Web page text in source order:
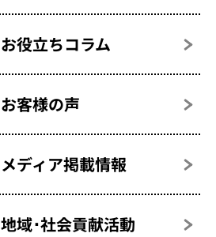
お役立ちコラム
お客様の声
メディア掲載情報
地域･社会貢献活動